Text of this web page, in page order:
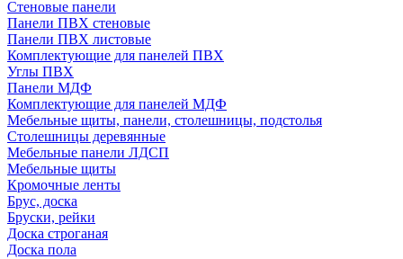
Стеновые панели
Панели ПВХ стеновые
Панели ПВХ листовые
Комплектующие для панелей ПВХ
Углы ПВХ
Панели МДФ
Комплектующие для панелей МДФ
Мебельные щиты, панели, столешницы, подстолья
Столешницы деревянные
Мебельные панели ЛДСП
Мебельные щиты
Кромочные ленты
Брус, доска
Бруски, рейки
Доска строганая
Доска пола